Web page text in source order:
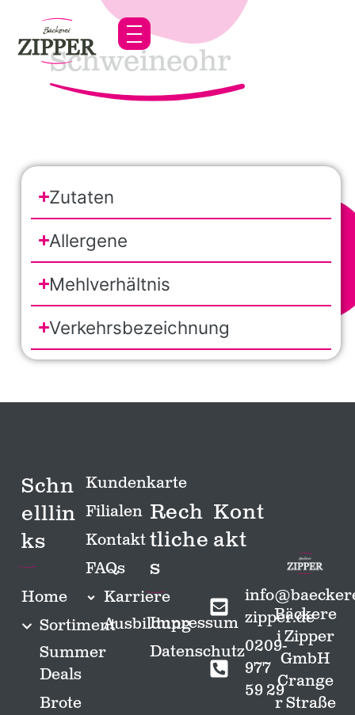
Schweineohr
Zutaten
Allergene
Mehlverhältnis
Verkehrsbezeichnung
Bäckere
i Zipper
GmbH
Crange
r Straße
Schn
elllin
ks
Home
Sortiment
Summer
Deals
Brote
Kundenkarte
Filialen
Kontakt
FAQs
Karriere
Ausbildung
Rech
tliche
s
Impressum
Datenschutz
Kont
akt
zipper.de
0209-
977
59 29